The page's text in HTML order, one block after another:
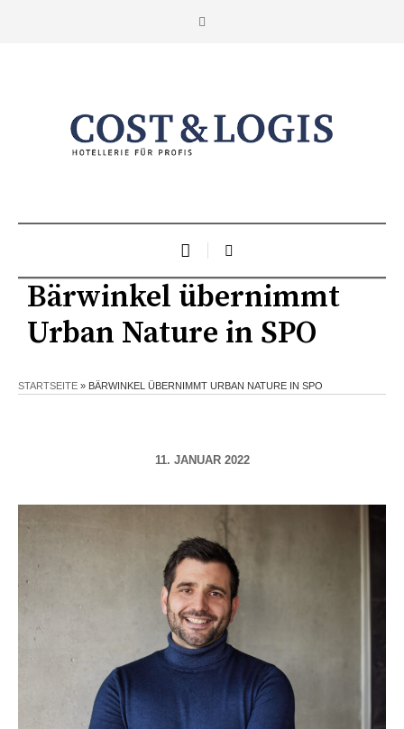
Bärwinkel übernimmt
Urban Nature in SPO
STARTSEITE » BÄRWINKEL ÜBERNIMMT URBAN NATURE IN SPO
11. JANUAR 2022